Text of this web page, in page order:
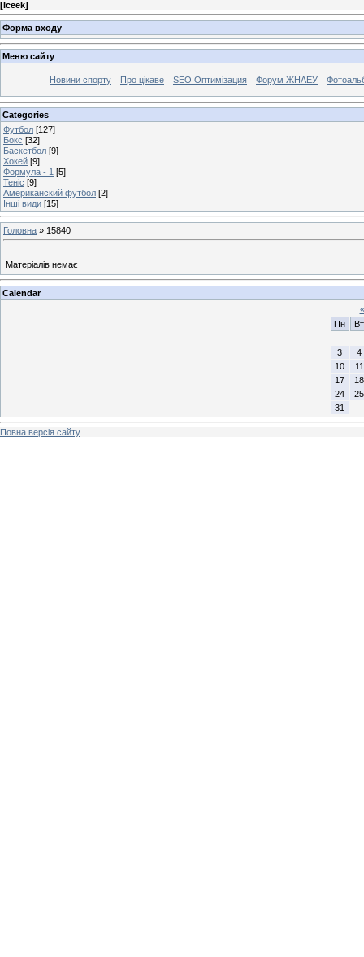
[Iceek]
Форма входу
Меню сайту
Новини спорту Про цікаве SEO Оптимізация Форум ЖНАЕУ
Categories
Футбол [127]
Бокс [32]
Баскетбол [9]
Хокей [9]
Формула - 1 [5]
Теніс [9]
Американский футбол [2]
Інші види [15]
Головна » 15840
Матеріалів немає
Calendar
«
Пн
Вт
3
4
10
11
17
18
24
25
31
Повна версія сайту